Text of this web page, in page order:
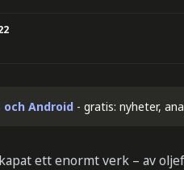
och Android - gratis: nyheter,
ett enormt verk – av